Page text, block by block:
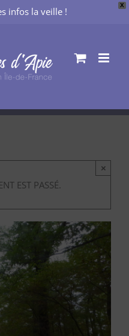
X
infos la veille !
EST PASSÉ.
×